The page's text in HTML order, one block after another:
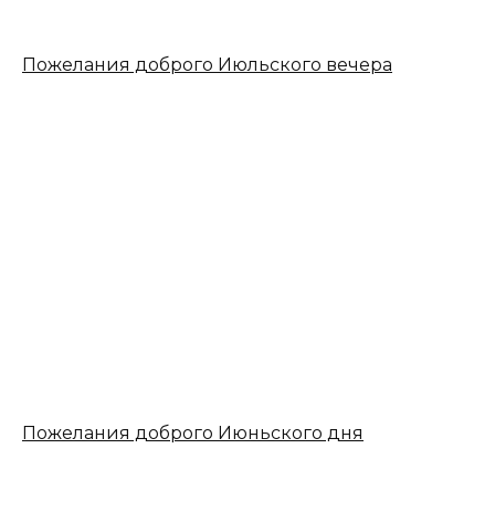
Пожелания доброго Июльского вечера
Пожелания доброго Июньского дня